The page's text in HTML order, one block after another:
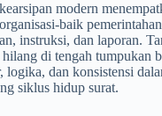
modern
baik
instruksi, dan laporan.
hilang di tengah tumpukan
logika, dan konsistensi
siklus hidup surat.